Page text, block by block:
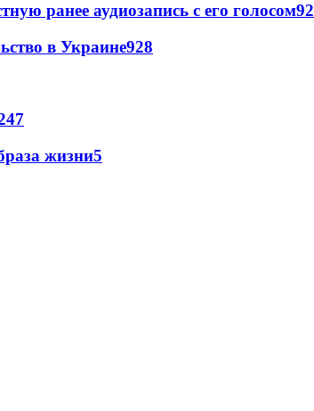
ранее аудиозапись с его голосом92
в Украине928
7
жизни5